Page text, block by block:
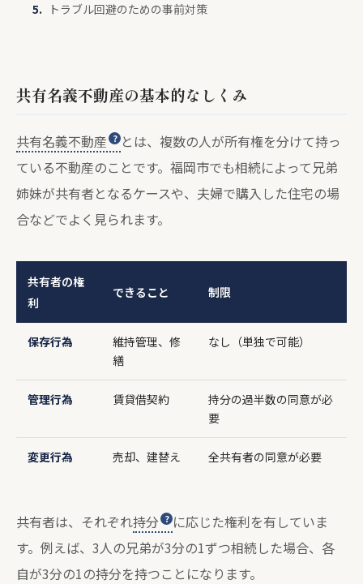
トラブル回避のための事前対策
共有名義不動産の基本的なしくみ
共有名義不動産
とは、複数の人が所有権を分けて持っ
ている不動産のことです。福岡市でも相続によって兄弟
姉妹が共有者となるケースや、夫婦で購入した住宅の場
合などでよく見られます。
共有者の権
利
できること 制限
保存行為
維持管理、修
繕
なし（単独で可能）
管理行為 賃貸借契約
持分の過半数の同意が必
要
変更行為 売却、建替え 全共有者の同意が必要
共有者は、それぞれ持分
に応じた権利を有していま
す。例えば、3人の兄弟が3分の1ずつ相続した場合、各
自が3分の1の持分を持つことになります。